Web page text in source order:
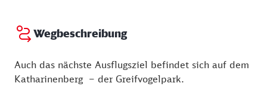
Wegbeschreibung
Auch das nächste Ausflugsziel befindet sich auf dem
Katharinenberg – der Greifvogelpark.